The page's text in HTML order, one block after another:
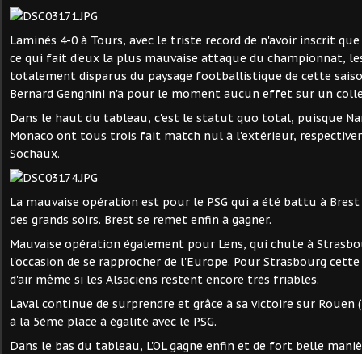
Laminés 4-0 à Tours, avec le triste record de n'avoir inscrit
ce qui fait d'eux la plus mauvaise attaque du championnat,
totalement disparus du paysage footballistique de cette
Bernard Genghini n'a pour le moment aucun effet sur un
Dans le haut du tableau, c'est le statut quo total, puisque
Monaco ont tous trois fait match nul à l'extérieur,
Sochaux.
La mauvaise opération est pour le PSG qui a été battu à Brest
des grands soirs. Brest se remet enfin à gagner.
Mauvaise opération également pour Lens, qui chute à
l'occasion de se rapprocher de l'Europe. Pour Strasbourg
d'air même si les Alsaciens restent encore très friables.
Laval continue de surprendre et grâce à sa victoire sur Rouen
à la 5ème place à égalité avec le PSG.
Dans le bas du tableau, L'OL gagne enfin et de fort belle